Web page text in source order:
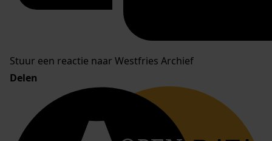
Stuur een reactie naar Westfries Archief
Delen